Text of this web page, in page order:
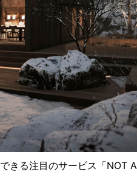
きる注目のサービス「NOT A